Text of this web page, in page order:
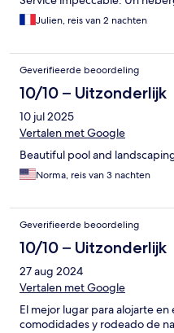
Julien, reis van 2 nachten
Geverifieerde beoordeling
10/10 – Uitzonderlijk
10 jul 2025
Vertalen met Google
Beautiful pool and
Norma, reis van 3 nachten
Geverifieerde beoordeling
10/10 – Uitzonderlijk
27 aug 2024
Vertalen met Google
El mejor lugar para alojarte en
comodidades y rodeado de